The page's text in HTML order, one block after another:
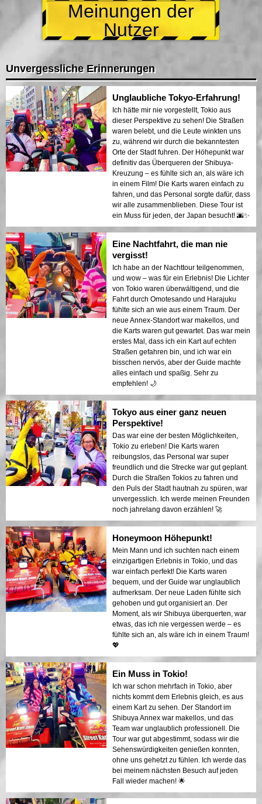
Meinungen der
Nutzer
Unvergessliche Erinnerungen
Unglaubliche Tokyo-Erfahrung!
Ich hätte mir nie vorgestellt, Tokio aus
dieser Perspektive zu sehen! Die Straßen
waren belebt, und die Leute winkten uns
zu, während wir durch die bekanntesten
Orte der Stadt fuhren. Der Höhepunkt war
definitiv das Überqueren der Shibuya-
Kreuzung – es fühlte sich an, als wäre ich
in einem Film! Die Karts waren einfach zu
fahren, und das Personal sorgte dafür, dass
wir alle zusammenblieben. Diese Tour ist
ein Muss für jeden, der Japan besucht! 🌆✨
Eine Nachtfahrt, die man nie
vergisst!
Ich habe an der Nachttour teilgenommen,
und wow – was für ein Erlebnis! Die Lichter
von Tokio waren überwältigend, und die
Fahrt durch Omotesando und Harajuku
fühlte sich an wie aus einem Traum. Der
neue Annex-Standort war makellos, und
die Karts waren gut gewartet. Das war mein
erstes Mal, dass ich ein Kart auf echten
Straßen gefahren bin, und ich war ein
bisschen nervös, aber der Guide machte
alles einfach und spaßig. Sehr zu
empfehlen! 🌙
Tokyo aus einer ganz neuen
Perspektive!
Das war eine der besten Möglichkeiten,
Tokio zu erleben! Die Karts waren
reibungslos, das Personal war super
freundlich und die Strecke war gut geplant.
Durch die Straßen Tokios zu fahren und
den Puls der Stadt hautnah zu spüren, war
unvergesslich. Ich werde meinen Freunden
noch jahrelang davon erzählen! 🚀
Honeymoon Höhepunkt!
Mein Mann und ich suchten nach einem
einzigartigen Erlebnis in Tokio, und das
war einfach perfekt! Die Karts waren
bequem, und der Guide war unglaublich
aufmerksam. Der neue Laden fühlte sich
gehoben und gut organisiert an. Der
Moment, als wir Shibuya überquerten, war
etwas, das ich nie vergessen werde – es
fühlte sich an, als wäre ich in einem Traum!
💖
Ein Muss in Tokio!
Ich war schon mehrfach in Tokio, aber
nichts kommt dem Erlebnis gleich, es aus
einem Kart zu sehen. Der Standort im
Shibuya Annex war makellos, und das
Team war unglaublich professionell. Die
Tour war gut abgestimmt, sodass wir die
Sehenswürdigkeiten genießen konnten,
ohne uns gehetzt zu fühlen. Ich werde das
bei meinem nächsten Besuch auf jeden
Fall wieder machen! 🌟